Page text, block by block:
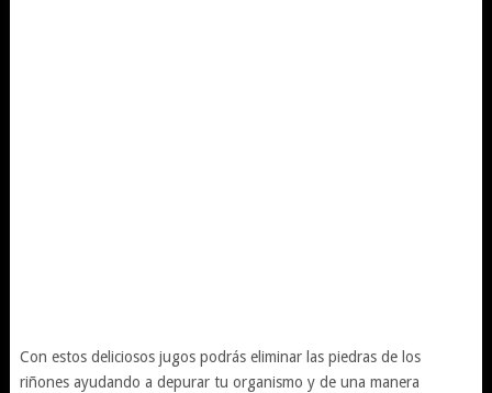
Con estos deliciosos jugos podrás eliminar las piedras de los
riñones ayudando a depurar tu organismo y de una manera